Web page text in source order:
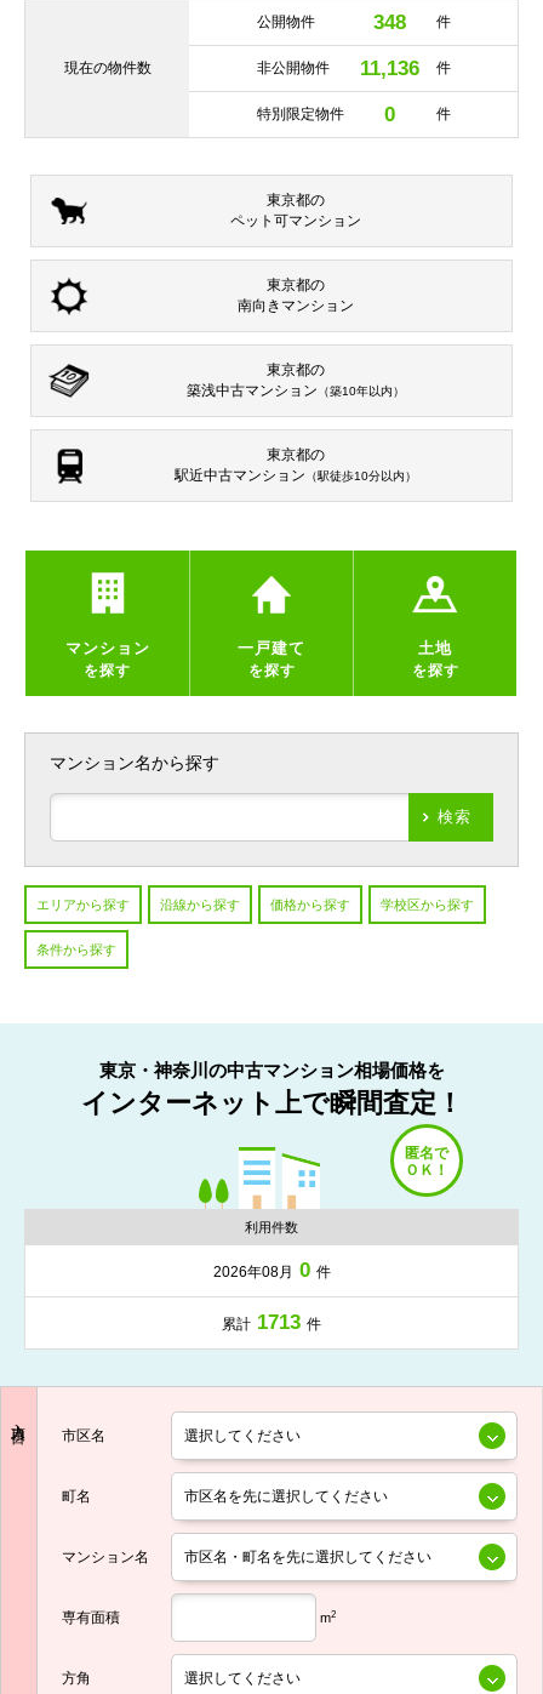
現在の物件数
公開物件 348 件
非公開物件 11,136 件
特別限定物件 0 件
東京都の
ペット可マンション
東京都の
南向き マンション
東京都の
築浅中古マンション （築10年以内）
東京都の
駅近中古マンション （駅徒歩10分以内）
マンション
を探す
一戸建て
を探す
土地
を探す
マンション名から探す
検索
エリアから探す 沿線から探す 価格から探す 学校区から探す
条件から探す
東京・神奈川の中古マンション相場価格を
インターネット上で瞬間査定！
利用件数
2026年08月 0 件
累計 1713 件
市区名
町名
マンション名
専有面積 m2
方角